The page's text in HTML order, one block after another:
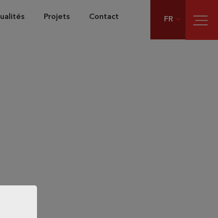
Projets Contact FR